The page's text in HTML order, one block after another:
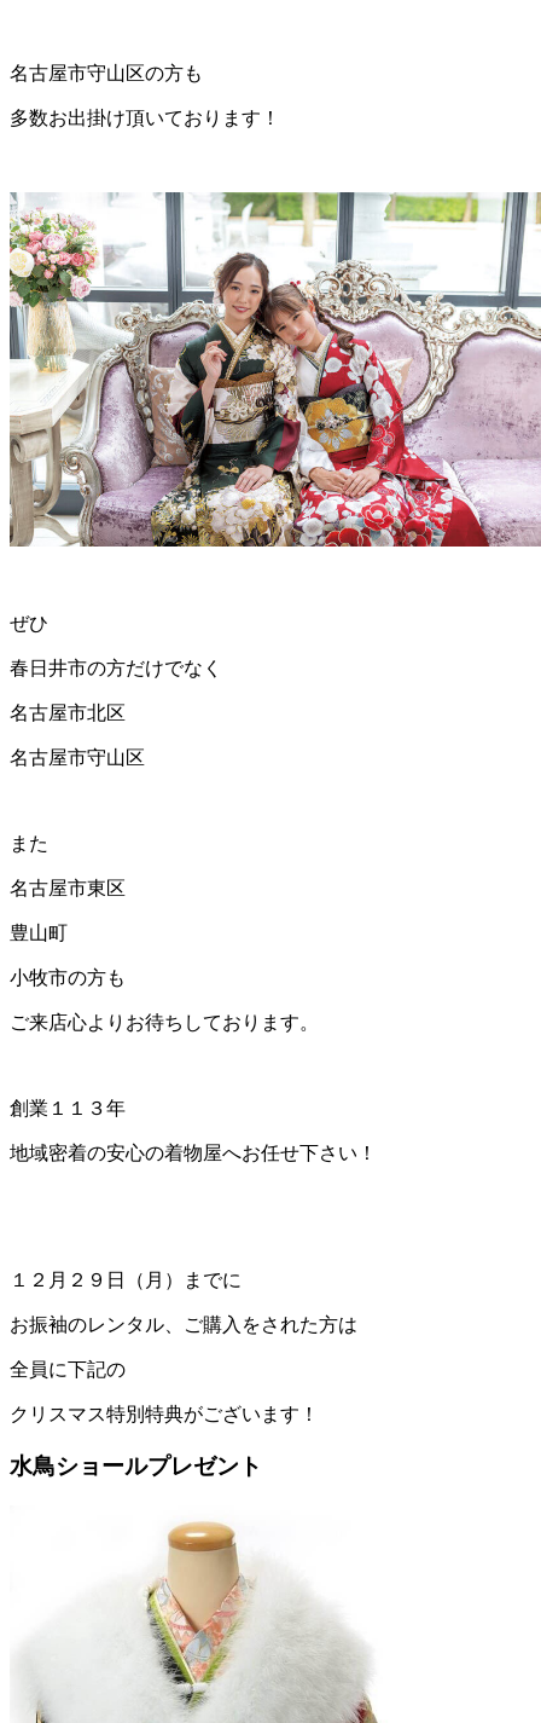
名古屋市守山区の方も
多数お出掛け頂いております！
ぜひ
春日井市の方だけでなく
名古屋市北区
名古屋市守山区
また
名古屋市東区
豊山町
小牧市の方も
ご来店心よりお待ちしております。
創業１１３年
地域密着の安心の着物屋へお任せ下さい！
１２月２９日（月）までに
お振袖のレンタル、ご購入をされた方は
全員に下記の
クリスマス特別特典がございます！
水鳥ショールプレゼント